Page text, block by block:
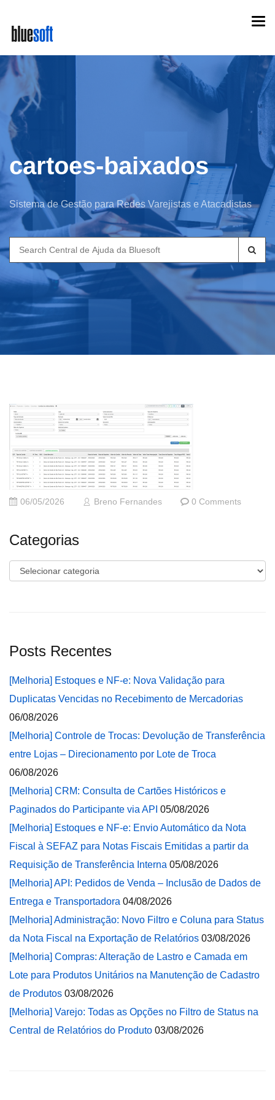
main
content
cartoes-baixados
Sistema de Gestão para Redes Varejistas e Atacadistas
Search
for:
06/05/2026 Breno Fernandes 0 Comments
Categorias
Categorias
Posts Recentes
[Melhoria] Estoques e NF-e: Nova Validação para
Duplicatas Vencidas no Recebimento de Mercadorias
06/08/2026
[Melhoria] Controle de Trocas: Devolução de Transferência
entre Lojas – Direcionamento por Lote de Troca
06/08/2026
[Melhoria] CRM: Consulta de Cartões Históricos e
Paginados do Participante via API 05/08/2026
[Melhoria] Estoques e NF-e: Envio Automático da Nota
Fiscal à SEFAZ para Notas Fiscais Emitidas a partir da
Requisição de Transferência Interna 05/08/2026
[Melhoria] API: Pedidos de Venda – Inclusão de Dados de
Entrega e Transportadora 04/08/2026
[Melhoria] Administração: Novo Filtro e Coluna para Status
da Nota Fiscal na Exportação de Relatórios 03/08/2026
[Melhoria] Compras: Alteração de Lastro e Camada em
Lote para Produtos Unitários na Manutenção de Cadastro
de Produtos 03/08/2026
[Melhoria] Varejo: Todas as Opções no Filtro de Status na
Central de Relatórios do Produto 03/08/2026